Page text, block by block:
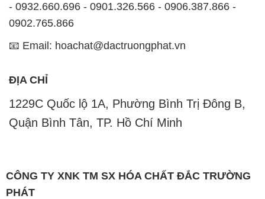
- 0932.660.696 - 0901.326.566 - 0906.387.866 -
0902.765.866
📧 Email: hoachat@dactruongphat.vn
ĐỊA CHỈ
1229C Quốc lộ 1A, Phường Bình Trị Đông B,
Quận Bình Tân, TP. Hồ Chí Minh
CÔNG TY XNK TM SX HÓA CHẤT ĐẮC TRƯỜNG
PHÁT